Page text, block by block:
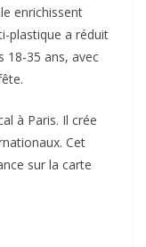
enrichissent
plastique a réduit
18-35 ans, avec
à Paris. Il crée
Cet
sur la carte